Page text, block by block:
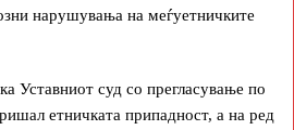
нарушувања на меѓуетничките
Уставниот суд со прегласување по
етничката припадност, а на ред